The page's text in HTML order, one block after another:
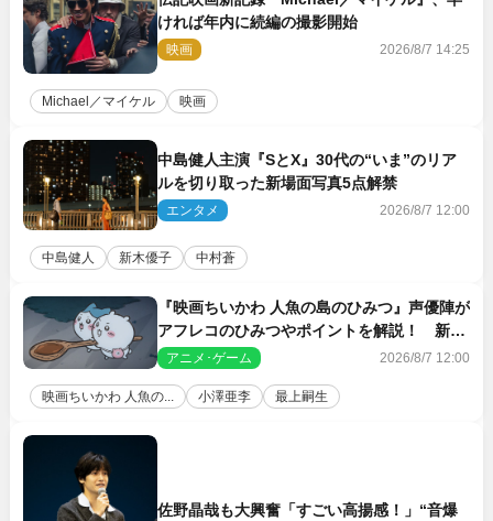
ければ年内に続編の撮影開始
映画 2026/8/7 14:25
Michael／マイケル 映画
中島健人主演『SとX』30代の“いま”のリア
ルを切り取った新場面写真5点解禁
エンタメ 2026/8/7 12:00
中島健人 新木優子 中村蒼
『映画ちいかわ 人魚の島のひみつ』声優陣が
アフレコのひみつやポイントを解説！ 新カ
ットも到着
アニメ･ゲーム 2026/8/7 12:00
映画ちいかわ 人魚の... 小澤亜李 最上嗣生
佐野晶哉も大興奮「すごい高揚感！」“音爆